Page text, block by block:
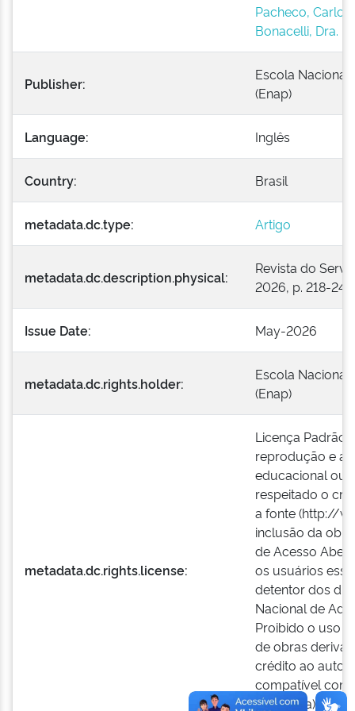
Pacheco,
Bonacelli, Dra.
Publisher:
Escola
(Enap)
Language: Inglês
Country: Brasil
metadata.dc.type: Artigo
metadata.dc.description.physical:
Revista do
2026, p. 218-246.
Issue Date: May-2026
metadata.dc.rights.holder:
Escola
(Enap)
metadata.dc.rights.license:
Licença Padrão
reprodução e a
educacional ou
respeitado o
a fonte (http://
inclusão da
de Acesso
os usuários
detentor dos
Nacional de
Proibido o uso
de obras
crédito ao autor
compatível com
(by-nc-sa).